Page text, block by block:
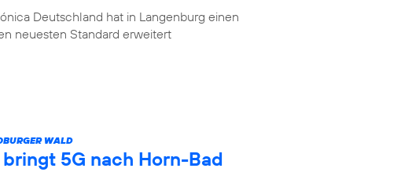
Deutschland hat in Langenburg einen
neuesten Standard erweitert
WALD
5G nach Horn-Bad